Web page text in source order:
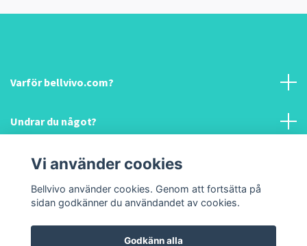
Varför bellvivo.com?
Undrar du något?
Information & hjälp!
Sociala medier
Vi använder cookies
Bellvivo använder cookies. Genom att fortsätta på
sidan godkänner du användandet av cookies.
Godkänn alla